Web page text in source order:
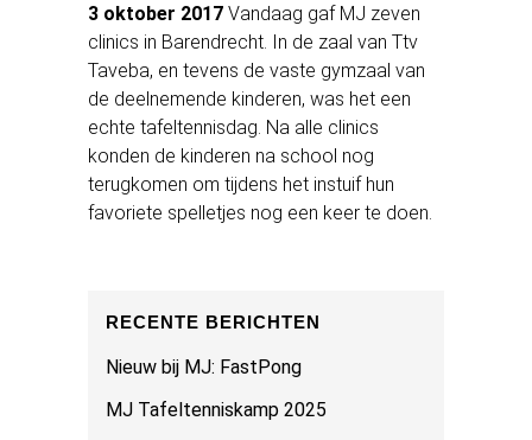
3 oktober 2017 Vandaag gaf MJ zeven
clinics in Barendrecht. In de zaal van Ttv
Taveba, en tevens de vaste gymzaal van
de deelnemende kinderen, was het een
echte tafeltennisdag. Na alle clinics
konden de kinderen na school nog
terugkomen om tijdens het instuif hun
favoriete spelletjes nog een keer te doen.
RECENTE BERICHTEN
Nieuw bij MJ: FastPong
MJ Tafeltenniskamp 2025